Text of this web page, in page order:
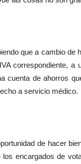
que a cambio de
correspondiente, a
cuenta de ahorros
a servicio médico.
de hacer
los encargados de